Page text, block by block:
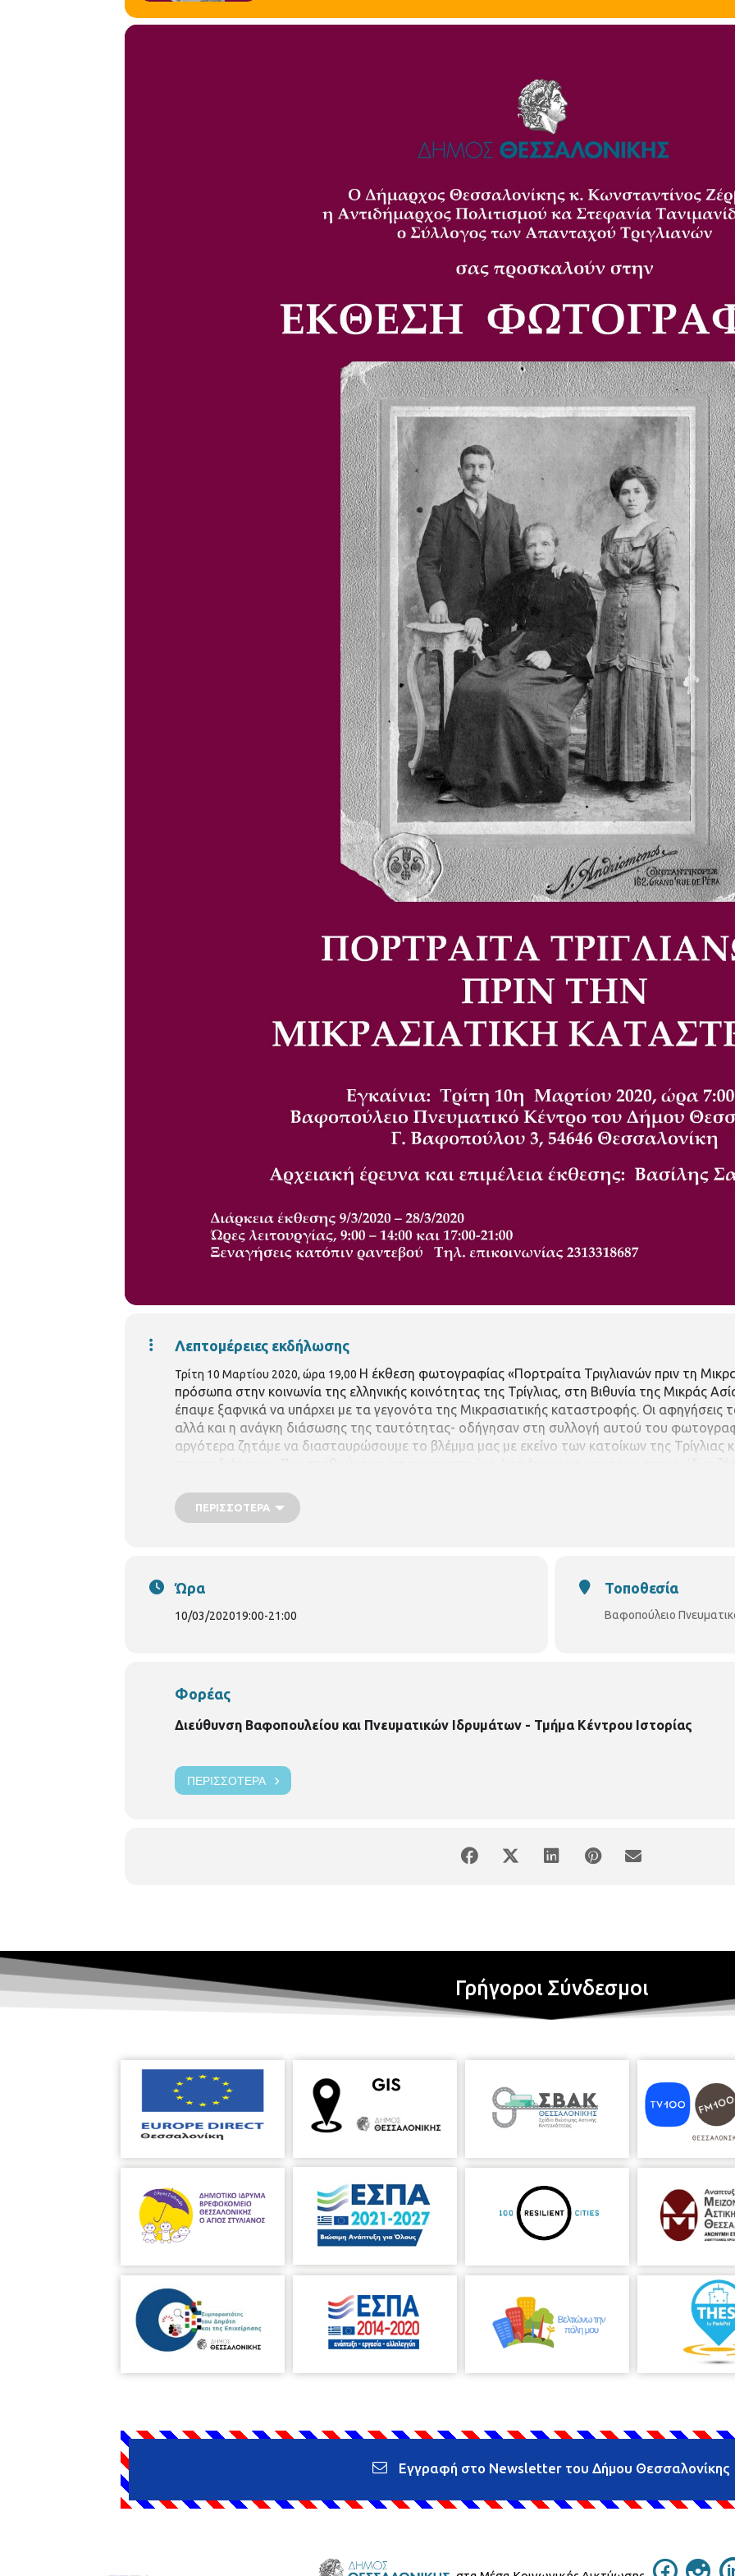
Λεπτομέρειες εκδήλωσης
Τρίτη 10 Μαρτίου 2020, ώρα 19,00 Η έκθεση φωτογραφίας «Πορτραίτα Τριγλιανών πριν τη
πρόσωπα στην κοινωνία της ελληνικής κοινότητας της Τρίγλιας, στη Βιθυνία της Μικράς
έπαψε ξαφνικά να υπάρχει με τα γεγονότα της Μικρασιατικής καταστροφής. Οι αφηγήσεις
αλλά και η ανάγκη διάσωσης της ταυτότητας- οδήγησαν στη συλλογή αυτού του
αργότερα ζητάμε να διασταυρώσουμε το βλέμμα μας με εκείνο των κατοίκων της Τρίγλιας
ΠΕΡΙΣΣΌΤΕΡΑ
Ώρα
10/03/202019:00-21:00
Τοποθεσία
Βαφοπούλειο
Φορέας
Διεύθυνση Βαφοπουλείου και Πνευματικών Ιδρυμάτων - Τμήμα Κέντρου Ιστορίας
ΠΕΡΙΣΣΌΤΕΡΑ
Γρήγοροι Σύνδεσμοι
Εγγραφή στο Newsletter του Δήμου Θεσσαλονίκης